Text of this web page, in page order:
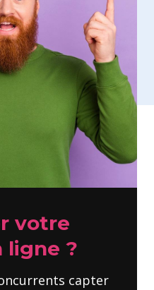
votre
ligne ?
capter